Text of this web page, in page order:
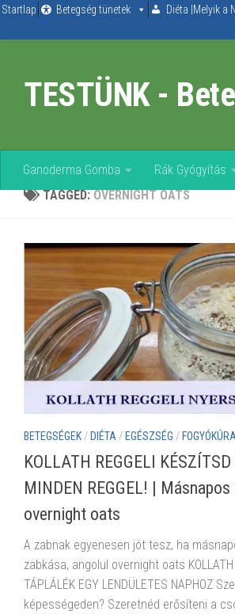
Skip to content
Startlap Betegség tünetek Diéta |Melyik a
TESTÜNK -
Ganoderma Gomba Rák Gyógyítás
TAGGED:OVERNIGHT OATS
BETEGSÉGEK / DIÉTA / EGÉSZSÉG /
KOLLATH REGGELI
MINDEN REGGEL! |
overnight oats
A zabnak egyenesen jót tesz, ha
zabkása, angolul overnight oats KOLLATH
TÁPLÁLÉK EGY LENDÜLETES NAPHOZ
képességeden? Szeretnéd erősíteni a